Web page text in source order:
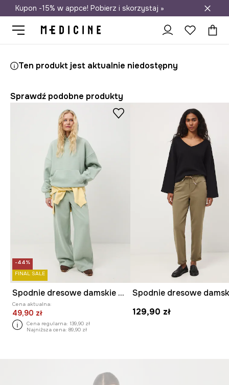
Darmowa dostawa do salonów
Kupon -15% w appce! Pobierz i skorzystaj »
Ten produkt jest aktualnie niedostępny
Sprawdź podobne produkty
-44%
FINAL SALE
Spodnie dresowe damskie wide leg
Cena aktualna:
49,90 zł
Cena regularna: 139,90 zł
Najniższa cena: 89,90 zł
129,90 zł